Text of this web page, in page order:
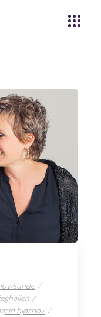
sunde
bjørnov